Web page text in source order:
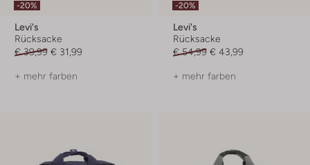
-20%
Levi's
Rücksacke
€ 39,99 € 31,99
+ mehr farben
-20%
Levi's
Rücksacke
€ 54,99 € 43,99
+ mehr farben